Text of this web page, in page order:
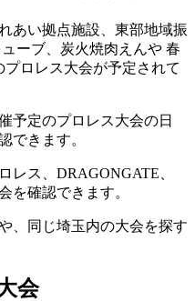
あい拠点施設、東部地域振
ーブ、炭火焼肉えんや 春
ロレス大会が予定されて
予定のプロレス大会の日
できます。
レス、DRAGONGATE、
を確認できます。
、同じ埼玉内の大会を探す
会